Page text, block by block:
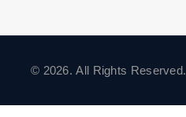
© 2026. All Rights Reserved.